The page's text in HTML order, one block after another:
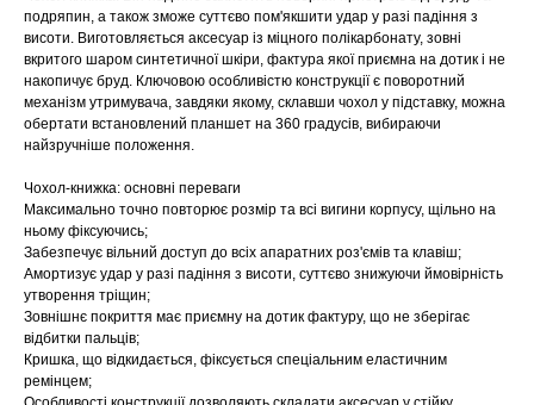
подряпин, а також зможе суттєво пом'якшити удар у разі падіння з
висоти. Виготовляється аксесуар із міцного полікарбонату, зовні
вкритого шаром синтетичної шкіри, фактура якої приємна на дотик і не
накопичує бруд. Ключовою особливістю конструкції є поворотний
механізм утримувача, завдяки якому, склавши чохол у підставку, можна
обертати встановлений планшет на 360 градусів, вибираючи
найзручніше положення.
Чохол-книжка: основні переваги
Максимально точно повторює розмір та всі вигини корпусу, щільно на
ньому фіксуючись;
Забезпечує вільний доступ до всіх апаратних роз'ємів та клавіш;
Амортизує удар у разі падіння з висоти, суттєво знижуючи ймовірність
утворення тріщин;
Зовнішнє покриття має приємну на дотик фактуру, що не зберігає
відбитки пальців;
Кришка, що відкидається, фіксується спеціальним еластичним
ремінцем;